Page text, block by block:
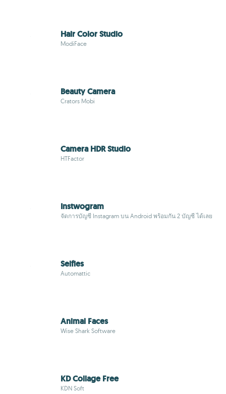
Hair Color Studio
ModiFace
Beauty Camera
Crators Mobi
Camera HDR Studio
HTFactor
Instwogram
จัดการบัญชี Instagram บน Android พร้อมกัน 2 บัญชี ได้เลย
Selfies
Automattic
Animal Faces
Wise Shark Software
KD Collage Free
KDN Soft